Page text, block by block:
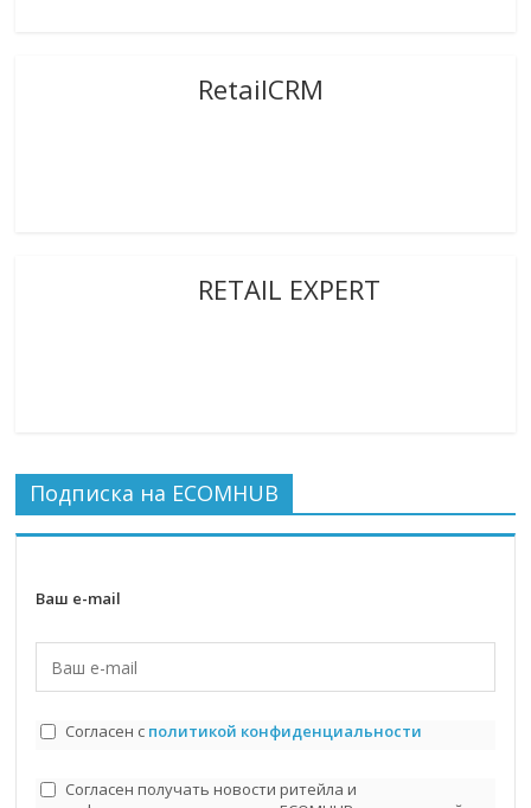
RetailCRM
RETAIL EXPERT
Подписка на ECOMHUB
Ваш e-mail
Согласен с политикой конфиденциальности
Согласен получать новости ритейла и